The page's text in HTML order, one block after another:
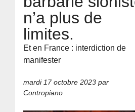
n’a plus de
limites.
Et en France : interdiction de
manifester
mardi 17 octobre 2023 par
Contropiano